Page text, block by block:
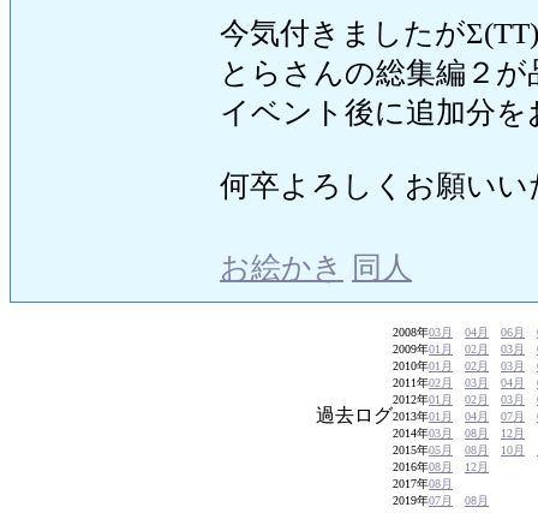
今気付きましたがΣ(TT)
とらさんの総集編２
イベント後に追加分
何卒よろしくお願いい
お絵かき / 同人
過去ログ
2008年03月 04月 06月
2009年01月 02月 03月
2010年01月 02月 03月
2011年02月 03月 04月
2012年01月 02月 03月
2013年01月 04月 07月
2014年03月 08月
12月
2015年05月 08月 10月
2016年08月
12月
2017年08月
2019年07月 08月